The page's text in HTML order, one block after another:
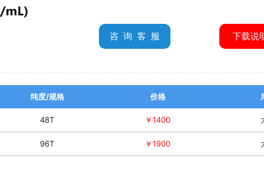
咨 询 客 服 下载说
纯度/规格 价格
48T ￥1400
96T ￥1900